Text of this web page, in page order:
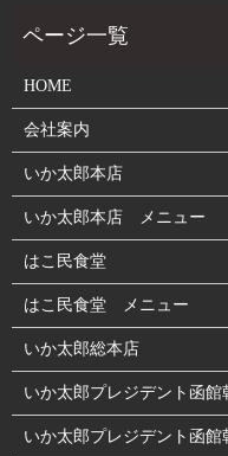
HOME
会社案内
いか太郎本店
いか太郎本店 メニュー
はこ民食堂
はこ民食堂 メニュー
いか太郎総本店
いか太郎プレジデント函館
いか太郎プレジデント函